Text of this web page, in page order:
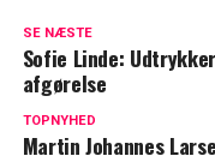
fundet sin
Ina-Miriam
SE NÆSTE
Sofie Linde:
afgørelse
TOPNYHED
Martin Johannes